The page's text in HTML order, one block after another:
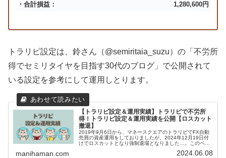
・合計損益：
1,280,600円
トラリピ設定は、鈴さん（@semiritaia_suzu）の「不労所
得でセミリタイヤを目指す30代のブログ」で公開されて
いる設定を参考にして運用しとります。
【トラリピ設定＆運用実績】トラリピで不労所
得！トラリピ設定＆運用実績を公開【ロスカット
撤退】
2019年9月6日から、マネースクエアのトラリピでFX自動
売買の資産運用をしておりましたが、2024年12月19日付
けでロスカットとなり強制退場となりました…。このペー
manihaman.com 2024.06.08